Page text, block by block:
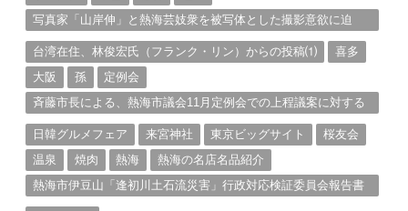
写真家「山岸伸」と熱海芸妓衆を被写体とした撮影意欲に迫
台湾在住、林俊宏氏（フランク・リン）からの投稿⑴
喜多
大阪
孫
定例会
斉藤市長による、熱海市議会11月定例会での上程議案に対する
日韓グルメフェア
来宮神社 東京ビッグサイト
桜友会
温泉
焼肉 熱海
熱海の名店名品紹介
熱海市伊豆山「逢初川土石流災害」行政対応検証委員会報告書